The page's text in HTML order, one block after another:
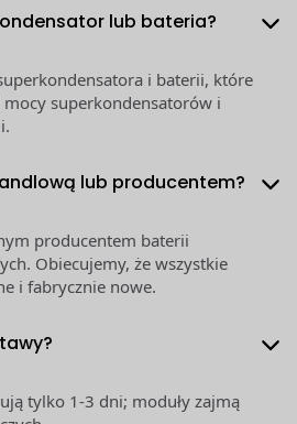
lub bateria?
i baterii, które
mocy superkondensatorów i
lub producentem?
producentem baterii
Obiecujemy, że wszystkie
i fabrycznie nowe.
tylko 1-3 dni; moduły zajmą